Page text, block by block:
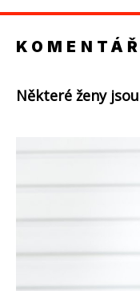
KOMENTÁŘ
Některé ženy